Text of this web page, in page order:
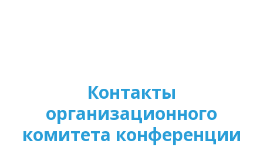
Контакты
организационного
комитета конференции